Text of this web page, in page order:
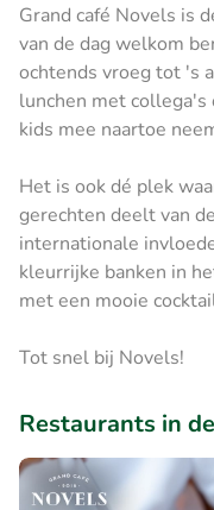
Grand café Novels is
van de dag welkom
ochtends vroeg tot 's
lunchen met
kids mee naartoe
Het is ook dé plek
gerechten deelt van
internationale
kleurrijke banken in
met een mooie
Tot snel bij Novels!
Restaurants in